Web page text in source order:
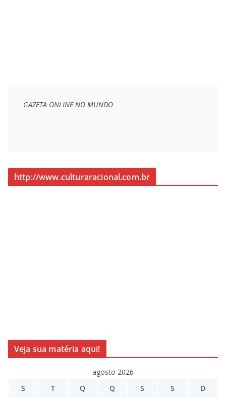
GAZETA ONLINE NO MUNDO
http://www.culturaracional.com.br
Veja sua matéria aqui!
agosto 2026
S
T Q Q S S D